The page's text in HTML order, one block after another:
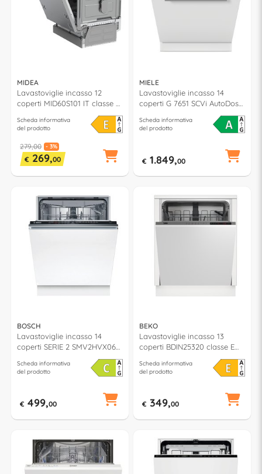
MIDEA
Lavastoviglie incasso 12
coperti MID60S101 IT classe E
Scheda informativa
del prodotto
279,00 - 3%
€ 269,00
MIELE
Lavastoviglie incasso 14
coperti G 7651 SCVi AutoDos
Scheda informativa
del prodotto
€ 1.849,00
BOSCH
Lavastoviglie incasso 14
coperti SERIE 2 SMV2HVX06E
Scheda informativa
del prodotto
€ 499,00
BEKO
Lavastoviglie incasso 13
coperti BDIN25320 classe E
Scheda informativa
del prodotto
€ 349,00